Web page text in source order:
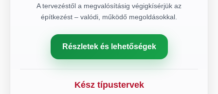
A tervezéstől a megvalósításig végigkísérjük az
építkezést – valódi, működő megoldásokkal.
Részletek és lehetőségek
Kész típustervek